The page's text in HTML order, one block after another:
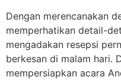
Dengan merencanakan
memperhatikan detail-
mengadakan resepsi
berkesan di malam hari.
mempersiapkan acara